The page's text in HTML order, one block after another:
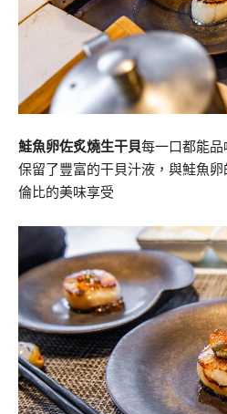
鮭魚卵佐炙燒生干貝每一口都能品
保留了豐富的干貝汁液，與鮭魚
倫比的美味享受